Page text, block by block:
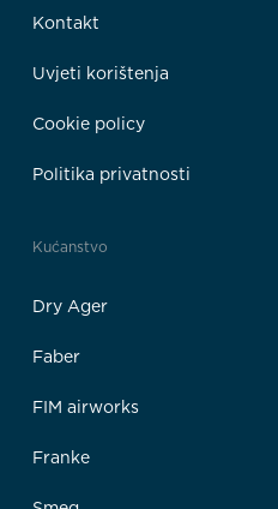
Kontakt
Uvjeti korištenja
Cookie policy
Politika privatnosti
Kućanstvo
Dry Ager
Faber
FIM airworks
Franke